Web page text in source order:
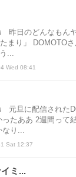
昨日のどんなもん
まり」 DOMOTO
...
Wed 08:41
元旦に配信された
たああ 2週間って
り...
Sat 12:37
ミ...